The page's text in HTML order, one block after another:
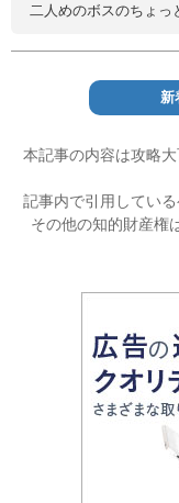
二人めのボスのちょっ
新
本記事の内容は攻略
記事内で引用してい
その他の知的財産権